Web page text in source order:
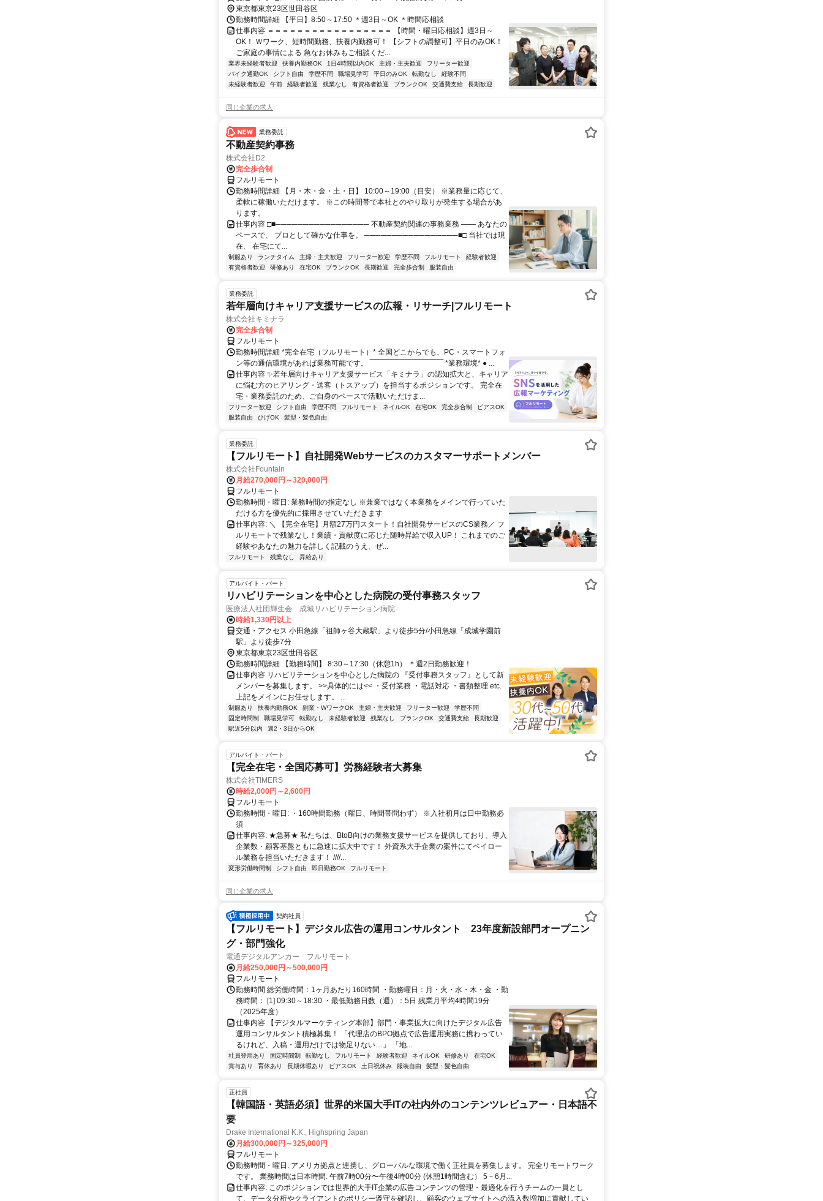
東京都東京23区世田谷区
勤務時間詳細 【平日】8:50～17:50 ＊週3日～OK ＊時間応相談
仕事内容 ＝＝＝＝＝＝＝＝＝＝＝＝＝＝＝＝＝ 【時間・曜日応相談】週3日～
OK！ Ｗワーク、短時間勤務、扶養内勤務可！ 【シフトの調整可】平日のみOK！
ご家庭の事情による 急なお休みもご相談くだ...
業界未経験者歓迎 扶養内勤務OK 1日4時間以内OK 主婦・主夫歓迎
フリーター歓迎
バイク通勤OK
シフト自由 学歴不問 職場見学可 平日のみOK 転勤なし
経験不問
未経験者歓迎
午前 経験者歓迎 残業なし 有資格者歓迎 ブランクOK 交通費支給 長期歓迎
同じ企業の求人
業務委託
不動産契約事務
株式会社D2
完全歩合制
フルリモート
勤務時間詳細 【月・木・金・土・日】 10:00～19:00（目安） ※業務量に応じて、
柔軟に稼働いただけます。 ※この時間帯で本社とのやり取りが発生する場合があ
ります。
仕事内容 □■───────────────── 不動産契約関連の事務業務 ―― あなたの
ペースで、 プロとして確かな仕事を。 ─────────────────■□ 当社では現
在、 在宅にて...
制服あり ランチタイム 主婦・主夫歓迎 フリーター歓迎 学歴不問 フルリモート
経験者歓迎
有資格者歓迎
研修あり 在宅OK ブランクOK 長期歓迎 完全歩合制 服装自由
業務委託
若年層向けキャリア支援サービスの広報・リサーチ|フルリモート
株式会社キミナラ
完全歩合制
フルリモート
勤務時間詳細 *完全在宅（フルリモート）* 全国どこからでも、PC・スマートフォ
ン等の通信環境があれば業務可能です。 ‾‾‾‾‾‾‾‾‾‾‾‾‾‾‾‾‾‾‾‾‾‾‾‾‾‾‾‾‾‾ *業務環境* ● ...
仕事内容 ✨若年層向けキャリア支援サービス「キミナラ」の認知拡大と、キャリア
に悩む方のヒアリング・送客（トスアップ）を担当するポジションです。 完全在
宅・業務委託のため、ご自身のペースで活動いただけま...
フリーター歓迎 シフト自由 学歴不問 フルリモート ネイルOK 在宅OK 完全歩合制
ピアスOK
服装自由
ひげOK 髪型・髪色自由
業務委託
【フルリモート】自社開発Webサービスのカスタマーサポートメンバー
株式会社Fountain
月給270,000円～320,000円
フルリモート
勤務時間・曜日: 業務時間の指定なし ※兼業ではなく本業務をメインで行っていた
だける方を優先的に採用させていただきます
仕事内容: ＼ 【完全在宅】月額27万円スタート！自社開発サービスのCS業務／ フ
ルリモートで残業なし！業績・貢献度に応じた随時昇給で収入UP！ これまでのご
経験やあなたの魅力を詳しく記載のうえ、ぜ...
フルリモート 残業なし 昇給あり
アルバイト・パート
リハビリテーションを中心とした病院の受付事務スタッフ
医療法人社団輝生会 成城リハビリテーション病院
時給1,330円以上
交通・アクセス 小田急線「祖師ヶ谷大蔵駅」より徒歩5分/小田急線「成城学園前
駅」より徒歩7分
東京都東京23区世田谷区
勤務時間詳細 【勤務時間】 8:30～17:30（休憩1h） ＊週2日勤務歓迎！
仕事内容 リハビリテーションを中心とした病院の 『受付事務スタッフ』として新
メンバーを募集します。 >>具体的には<< ・受付業務 ・電話対応 ・書類整理 etc.
上記をメインにお任せします。 ...
制服あり 扶養内勤務OK 副業・WワークOK 主婦・主夫歓迎 フリーター歓迎
学歴不問
固定時間制
職場見学可 転勤なし 未経験者歓迎 残業なし ブランクOK 交通費支給
長期歓迎
駅近5分以内
週2・3日からOK
アルバイト・パート
【完全在宅・全国応募可】労務経験者大募集
株式会社TIMERS
時給2,000円～2,600円
フルリモート
勤務時間・曜日: ・160時間勤務（曜日、時間帯問わず） ※入社初月は日中勤務必
須
仕事内容: ★急募★ 私たちは、BtoB向けの業務支援サービスを提供しており、導入
企業数・顧客基盤ともに急速に拡大中です！ 外資系大手企業の案件にてペイロー
ル業務を担当いただきます！ ////...
変形労働時間制 シフト自由 即日勤務OK フルリモート
同じ企業の求人
契約社員
【フルリモート】デジタル広告の運用コンサルタント 23年度新設部門オープニン
グ・部門強化
電通デジタルアンカー フルリモート
月給250,000円～500,000円
フルリモート
勤務時間 総労働時間：1ヶ月あたり160時間 ・勤務曜日：月・火・水・木・金 ・勤
務時間： [1] 09:30～18:30 ・最低勤務日数（週）：5日 残業月平均4時間19分
（2025年度）
仕事内容 【デジタルマーケティング本部】部門・事業拡大に向けたデジタル広告
運用コンサルタント積極募集！ 「代理店のBPO拠点で広告運用実務に携わってい
るけれど、入稿・運用だけでは物足りない…」 「地...
社員登用あり 固定時間制 転勤なし フルリモート 経験者歓迎 ネイルOK 研修あり
在宅OK
賞与あり
育休あり 長期休暇あり ピアスOK 土日祝休み 服装自由 髪型・髪色自由
正社員
【韓国語・英語必須】世界的米国大手ITの社内外のコンテンツレビュアー・日本語不
要
Drake International K.K., Highspring Japan
月給300,000円～325,000円
フルリモート
勤務時間・曜日: アメリカ拠点と連携し、グローバルな環境で働く正社員を募集します。 完全リモートワーク
です。 業務時間は日本時間: 午前7時00分〜午後4時00分 (休憩1時間含む） 5－6月...
仕事内容: このポジションでは世界的大手IT企業の広告コンテンツの管理・最適化を行うチームの一員とし
て、データ分析やクライアントのポリシー遵守を確認し、顧客のウェブサイトへの流入数増加に貢献してい